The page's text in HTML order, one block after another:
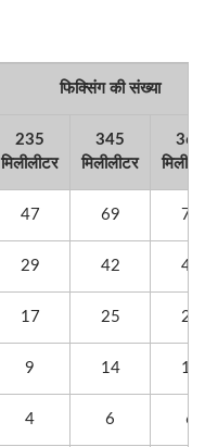
फिक्सिंग की संख्या
235
मिलीलीटर
345
मिलीलीटर
360
47 69 72
29 42 44
17 25 27
9 14 14
4 6 6